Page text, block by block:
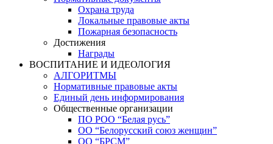
Охрана труда
Локальные правовые акты
Пожарная безопасность
Достижения
Награды
ВОСПИТАНИЕ И ИДЕОЛОГИЯ
АЛГОРИТМЫ
Нормативные правовые акты
Единый день информирования
Общественные организации
ПО РОО “Белая русь”
ОО “Белорусский союз женщин”
ОО “БРСМ”